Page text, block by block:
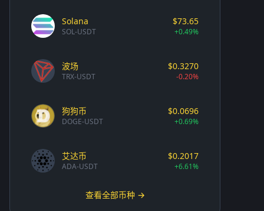
Solana
SOL-USDT
$73.65
+0.49%
波场
TRX-USDT
$0.3270
-0.20%
狗狗币
DOGE-USDT
$0.0696
+0.69%
艾达币
ADA-USDT
$0.2017
+6.61%
查看全部币种 →